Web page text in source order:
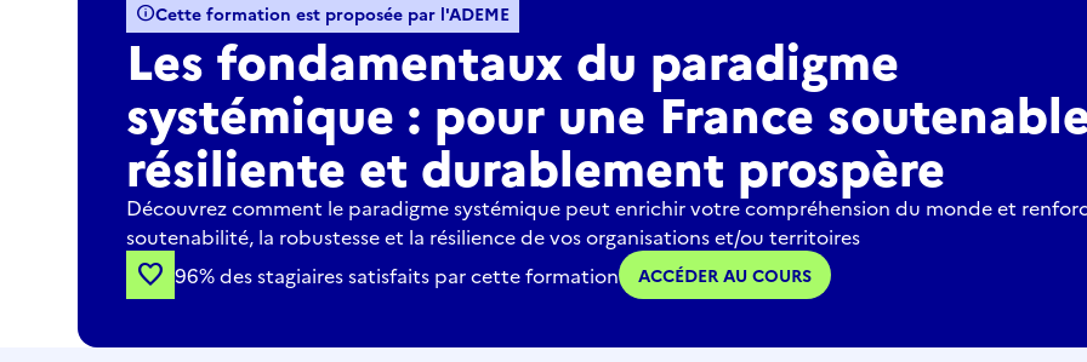
infoCette formation est proposée par l'ADEME
Les fondamentaux du paradigme
systémique : pour une France
résiliente et durablement prospère
Découvrez comment le paradigme systémique peut enrichir votre compréhension du monde et
soutenabilité, la robustesse et la résilience de vos organisations et/ou territoires
favorite 96% des stagiaires satisfaits par cette formation ACCÉDER AU COURS